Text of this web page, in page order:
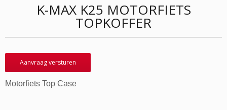
K-MAX K25 MOTORFIETS
TOPKOFFER
Aanvraag versturen
Motorfiets Top Case